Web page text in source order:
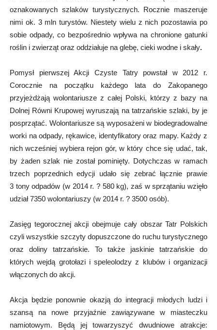
oznakowanych szlaków turystycznych. Rocznie maszeruje
nimi ok. 3 mln turystów. Niestety wielu z nich pozostawia po
sobie odpady, co bezpośrednio wpływa na chronione gatunki
roślin i zwierząt oraz oddziałuje na glebę, cieki wodne i skały.
Pomysł pierwszej Akcji Czyste Tatry powstał w 2012 r.
Corocznie na początku każdego lata do Zakopanego
przyjeżdżają wolontariusze z całej Polski, którzy z bazy na
Dolnej Równi Krupowej wyruszają na tatrzańskie szlaki, by je
posprzątać. Wolontariusze są wyposażeni w biodegradowalne
worki na odpady, rękawice, identyfikatory oraz mapy. Każdy z
nich wcześniej wybiera rejon gór, w który chce się udać, tak,
by żaden szlak nie został pominięty. Dotychczas w ramach
trzech poprzednich edycji udało się zebrać łącznie prawie
3 tony odpadów (w 2014 r. ? 580 kg), zaś w sprzątaniu wzięło
udział 7350 wolontariuszy (w 2014 r. ? 3500 osób).
Zasięg tegorocznej akcji obejmuje cały obszar Tatr Polskich
czyli wszystkie szczyty dopuszczone do ruchu turystycznego
oraz doliny tatrzańskie. To także jaskinie tatrzańskie do
których wejdą grotołazi i speleolodzy z klubów i organizacji
włączonych do akcji.
Akcja będzie ponownie okazją do integracji młodych ludzi i
szansą na nowe przyjaźnie zawiązywane w miasteczku
namiotowym. Będą jej towarzyszyć dwudniowe atrakcje: